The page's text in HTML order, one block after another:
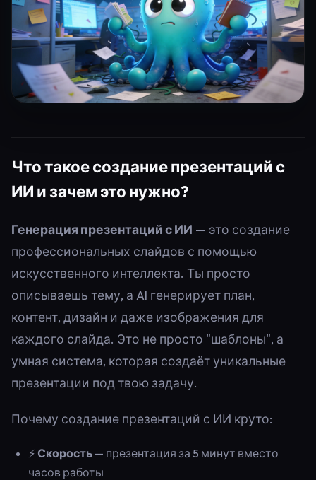
Что такое создание презентаций с
ИИ и зачем это нужно?
Генерация презентаций с ИИ — это создание
профессиональных слайдов с помощью
искусственного интеллекта. Ты просто
описываешь тему, а AI генерирует план,
контент, дизайн и даже изображения для
каждого слайда. Это не просто "шаблоны", а
умная система, которая создаёт уникальные
презентации под твою задачу.
Почему создание презентаций с ИИ круто:
⚡ Скорость — презентация за 5 минут вместо
часов работы